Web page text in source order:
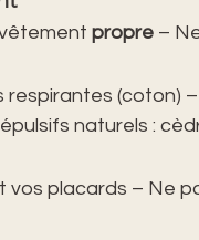
propre –
respirantes (coton)
naturels :
vos placards – Ne